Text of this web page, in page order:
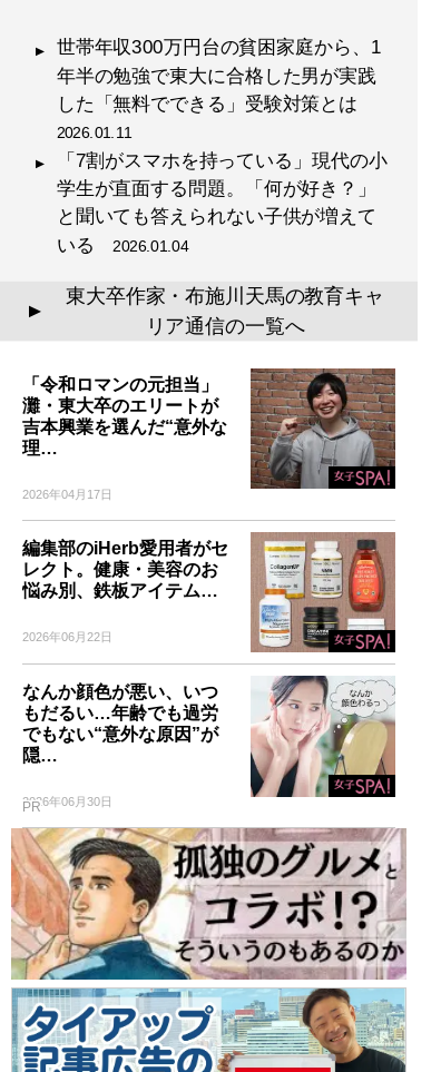
世帯年収300万円台の貧困家庭から、1
年半の勉強で東大に合格した男が実践
した「無料でできる」受験対策とは
2026.01.11
「7割がスマホを持っている」現代の小
学生が直面する問題。「何が好き？」
と聞いても答えられない子供が増えて
いる 2026.01.04
▲
東大卒作家・布施川天馬の教育キャ
リア通信の一覧へ
「令和ロマンの元担当」
灘・東大卒のエリートが
吉本興業を選んだ“意外な
理…
2026年04月17日
編集部のiHerb愛用者がセ
レクト。健康・美容のお
悩み別、鉄板アイテム…
2026年06月22日
なんか顔色が悪い、いつ
もだるい…年齢でも過労
でもない“意外な原因”が
隠…
2026年06月30日
PR